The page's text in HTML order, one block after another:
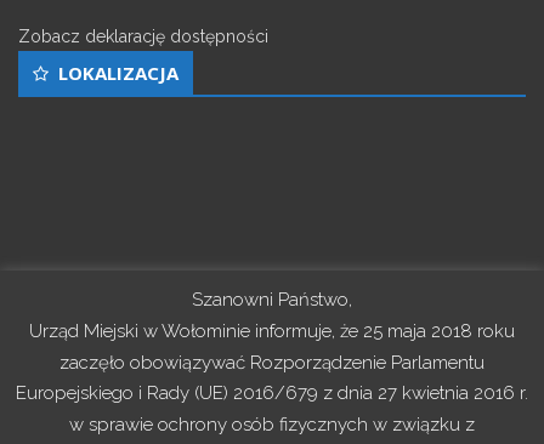
Zobacz deklarację dostępności
LOKALIZACJA
Szanowni Państwo,
Urząd Miejski w Wołominie informuje, że 25 maja 2018 roku
zaczęło obowiązywać Rozporządzenie Parlamentu
Europejskiego i Rady (UE) 2016/679 z dnia 27 kwietnia 2016 r.
w sprawie ochrony osób fizycznych w związku z